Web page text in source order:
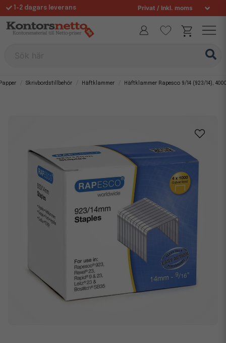
1-2 dagars leverans
Fri frakt över 995 kr
Skrivbordstillbehör Häftklammer Häftklammer Rapesco 9/14 (923/14),